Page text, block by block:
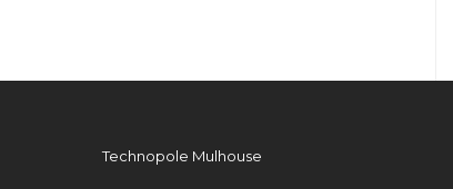
Technopole Mulhouse